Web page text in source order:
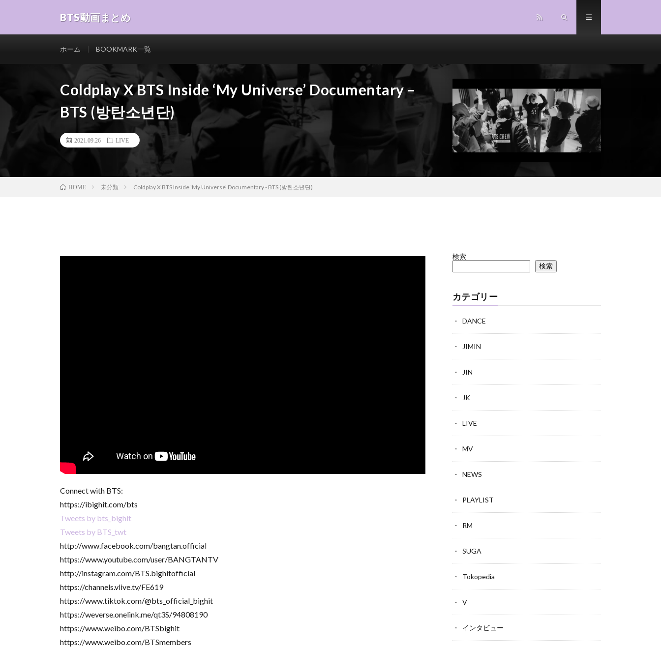
BTS動画まとめ
ホーム BOOKMARK一覧
Coldplay X BTS Inside ‘My Universe’ Documentary –
BTS (방탄소년단)
2021.09.26 LIVE
HOME 未分類 Coldplay X BTS Inside 'My Universe' Documentary - BTS (방탄소년단)
Connect with BTS:
https://ibighit.com/bts
Tweets by bts_bighit
Tweets by BTS_twt
http://www.facebook.com/bangtan.official
https://www.youtube.com/user/BANGTANTV
http://instagram.com/BTS.bighitofficial
https://channels.vlive.tv/FE619
https://www.tiktok.com/@bts_official_bighit
https://weverse.onelink.me/qt3S/94808190
https://www.weibo.com/BTSbighit
https://www.weibo.com/BTSmembers
検索
検索
カテゴリー
DANCE
JIMIN
JIN
JK
LIVE
MV
NEWS
PLAYLIST
RM
SUGA
Tokopedia
V
インタビュー